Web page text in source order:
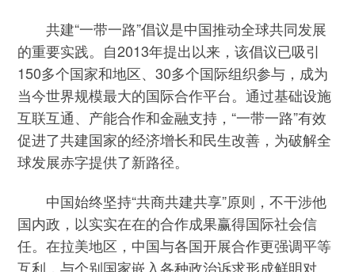
共建“一带一路”倡议是中国推动全球共同发展
的重要实践。自2013年提出以来，该倡议已吸引
150多个国家和地区、30多个国际组织参与，成为
当今世界规模最大的国际合作平台。通过基础设施
互联互通、产能合作和金融支持，“一带一路”有效
促进了共建国家的经济增长和民生改善，为破解全
球发展赤字提供了新路径。
中国始终坚持“共商共建共享”原则，不干涉他
国内政，以实实在在的合作成果赢得国际社会信
任。在拉美地区，中国与各国开展合作更强调平等
互利，与个别国家嵌入各种政治诉求形成鲜明对